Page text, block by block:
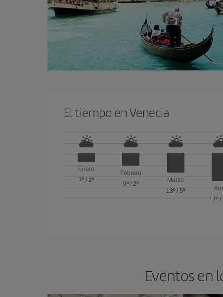
El tiempo en Venecia
Enero
7º/ 2º
Febrero
9º /2º
Marzo
13º /5º
17º/
Eventos en